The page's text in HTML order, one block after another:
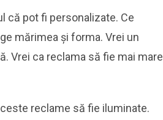
că pot fi personalizate. Ce
mărimea și forma. Vrei un
Vrei ca reclama să fie mai mare
reclame să fie iluminate.